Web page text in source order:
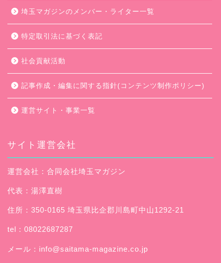
埼玉マガジンのメンバー・ライター一覧
特定取引法に基づく表記
社会貢献活動
記事作成・編集に関する指針(コンテンツ制作ポリシー)
運営サイト・事業一覧
サイト運営会社
運営会社：合同会社埼玉マガジン
代表：湯澤直樹
住所：350-0165 埼玉県比企郡川島町中山1292-21
tel：08022687287
メール： info@saitama-magazine.co.jp